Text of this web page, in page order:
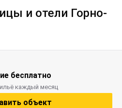
и отели Горно-
бесплатно
каждый месяц
объект